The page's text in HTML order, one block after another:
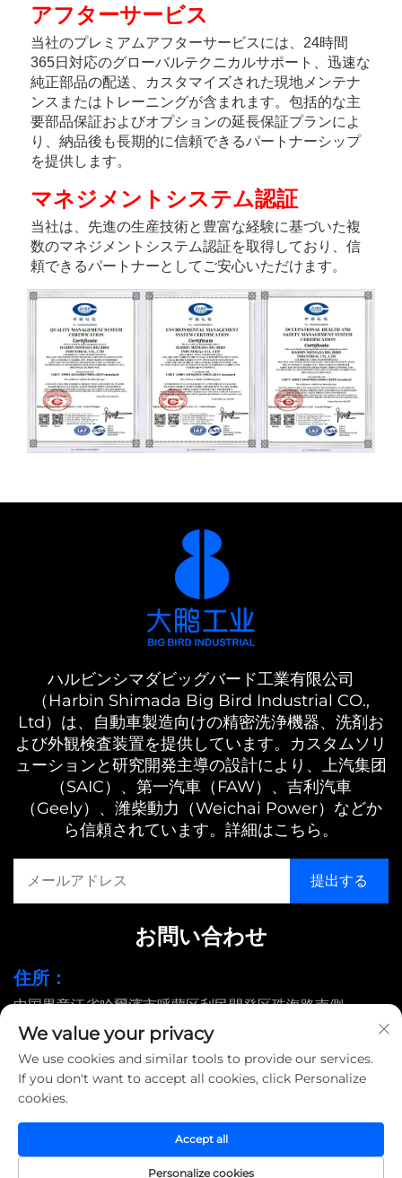
アフターサービス
当社のプレミアムアフターサービスには、24時間
365日対応のグローバルテクニカルサポート、迅速な
純正部品の配送、カスタマイズされた現地メンテナ
ンスまたはトレーニングが含まれます。包括的な主
要部品保証およびオプションの延長保証プランによ
り、納品後も長期的に信頼できるパートナーシップ
を提供します。
マネジメントシステム認証
当社は、先進の生産技術と豊富な経験に基づいた複
数のマネジメントシステム認証を取得しており、信
頼できるパートナーとしてご安心いただけます。
ハルビンシマダビッグバード工業有限公司
（Harbin Shimada Big Bird Industrial CO.,
Ltd）は、自動車製造向けの精密洗浄機器、洗剤お
よび外観検査装置を提供しています。カスタムソリ
ューションと研究開発主導の設計により、上汽集团
（SAIC）、第一汽車（FAW）、吉利汽車
（Geely）、潍柴動力（Weichai Power）などか
ら信頼されています。詳細はこちら。
お問い合わせ
住所：
中国黒竜江省哈爾濱市呼蘭区利民開発区珠海路南側
メールアドレス：
[email protected]
© 2025 哈爾濱島田大鳥工業有限公司 |
We value your privacy
We use cookies and similar tools to provide our services.
If you don't want to accept all cookies, click Personalize
cookies.
Personalize cookies
Accept all